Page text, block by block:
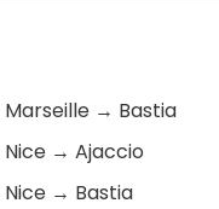
Marseille → Bastia
Nice → Ajaccio
Nice → Bastia